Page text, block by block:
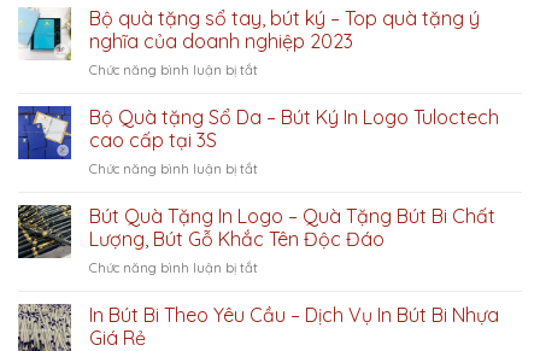
5
Mẫu
Sổ
Tay
Đáo
giá
cho
Bộ quà tặng sổ tay, bút ký – Top quà tặng ý
nghĩa của doanh nghiệp 2023
Chức năng bình luận bị tắtở
quà
tay,
ký
–
ý
Bộ Quà tặng Sổ Da – Bút Ký In Logo Tuloctech
cao cấp tại 3S
Chức năng bình luận bị tắtở
Quà
tặng
Sổ
Da
Bút
Bút Quà Tặng In Logo – Quà Tặng Bút Bi Chất
Lượng, Bút Gỗ Khắc Tên Độc Đáo
Chức năng bình luận bị tắtở
Quà
Tặng
In Bút Bi Theo Yêu Cầu – Dịch Vụ In Bút Bi Nhựa
Giá Rẻ